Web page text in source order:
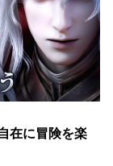
在に冒険を楽